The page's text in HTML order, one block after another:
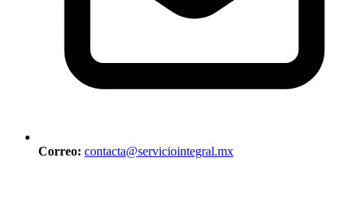
Correo: contacta@serviciointegral.mx